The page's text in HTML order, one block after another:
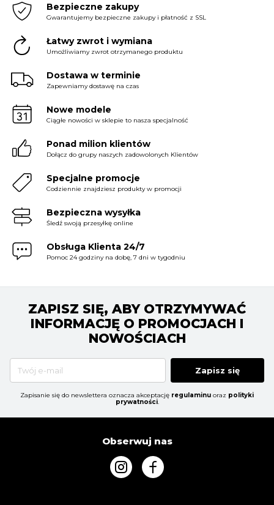
Bezpieczne zakupy
Gwarantujemy bezpieczne zakupy i płatność z SSL
Łatwy zwrot i wymiana
Umożliwiamy zwrot otrzymanego produktu
Dostawa w terminie
Zapewniamy dostawę na czas
Nowe modele
Ciągłe nowości w sklepie to nasza specjalność
Ponad milion klientów
Dołącz do grupy naszych zadowolonych Klientów
Specjalne promocje
Codziennie znajdziesz produkty w promocji
Bezpieczna wysyłka
Śledź swoją przesyłkę online
Obsługa Klienta 24/7
Pomoc 24 godziny na dobę, 7 dni w tygodniu
ZAPISZ SIĘ, ABY OTRZYMYWAĆ
INFORMACJĘ O PROMOCJACH I
NOWOŚCIACH
Zapisz się
Zapisanie się do newslettera oznacza akceptację regulaminu oraz polityki
prywatności.
Obserwuj nas